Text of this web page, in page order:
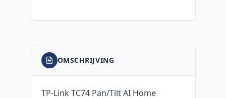
OMSCHRIJVING
TP-Link TC74 Pan/Tilt AI Home